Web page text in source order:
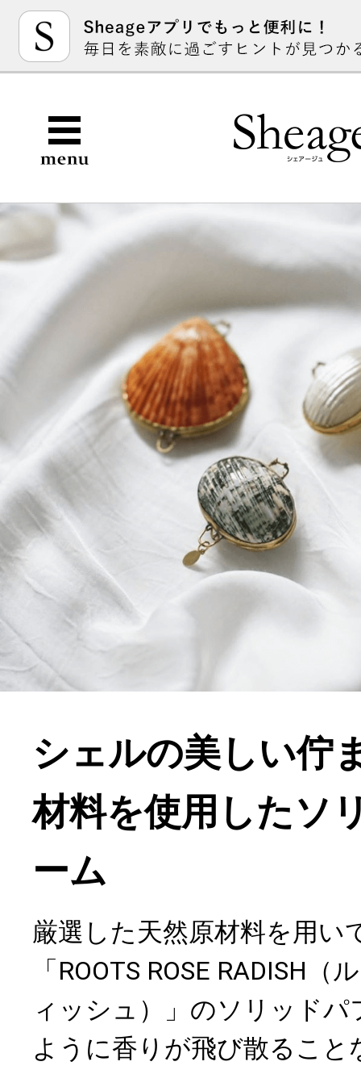
シェルの美しい佇
材料を使用したソ
ーム
厳選した天然原材料を用い
「ROOTS ROSE RADISH
ィッシュ）」のソリッドパ
ように香りが飛び散ること